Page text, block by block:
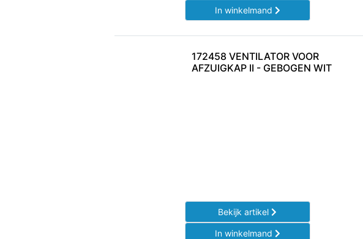
In winkelmand
172458 VENTILATOR VOOR
AFZUIGKAP II - GEBOGEN WIT
Bekijk artikel
In winkelmand